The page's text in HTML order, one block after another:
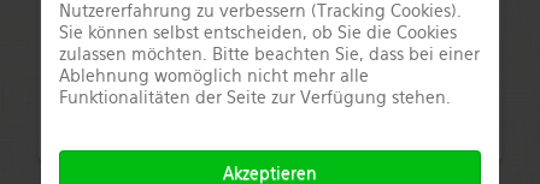
Nutzererfahrung zu verbessern (Tracking Cookies).
Sie können selbst entscheiden, ob Sie die Cookies
zulassen möchten. Bitte beachten Sie, dass bei einer
Ablehnung womöglich nicht mehr alle
Funktionalitäten der Seite zur Verfügung stehen.
Akzeptieren